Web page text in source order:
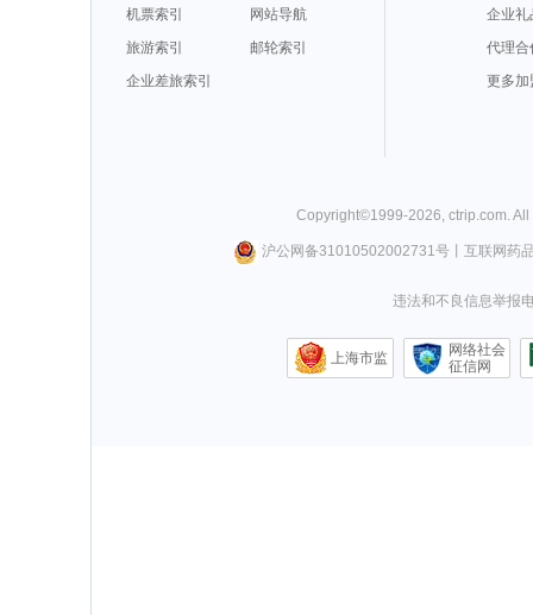
机票索引
网站导航
旅游索引
邮轮索引
企业差旅索引
企业礼
代理合
更多加
Copyright©1999-2026, ctrip.com.
沪公网备31010502002731号丨 互联网药
违法和不良信息举报
上海市监
网络社会
征信网